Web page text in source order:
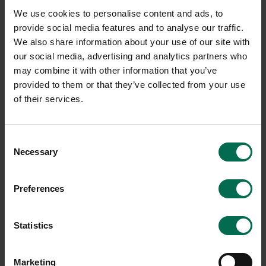
We use cookies to personalise content and ads, to
provide social media features and to analyse our traffic.
We also share information about your use of our site with
our social media, advertising and analytics partners who
may combine it with other information that you’ve
provided to them or that they’ve collected from your use
of their services.
Selection
Necessary
Preferences
Statistics
Marketing
C02
C02
Fredericia